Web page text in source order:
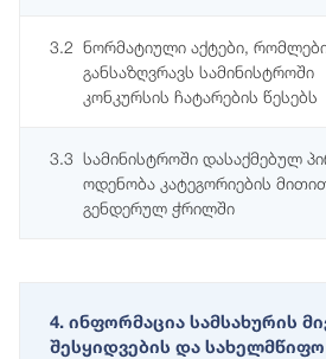
3.2 ნორმატიული აქტები,
განსაზღვრავს სამინისტროში
კონკურსის ჩატარების წესებს
3.3 სამინისტროში დასაქმებულ
ოდენობა კატეგორიების
გენდერულ ჭრილში
4. ინფორმაცია სამსახურის
შესყიდვების და